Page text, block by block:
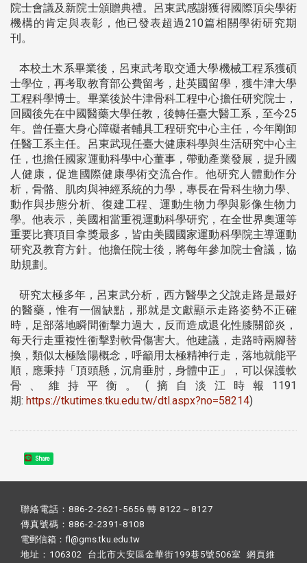
院士會議及新院士頒贈典禮。呂東武感謝獲得國際頂尖學術
機構的肯定與表彰，他已發表超過210篇相關學術研究期
刊。
本校土木系畢業後，呂東武考取交通大學機械工程系獲碩
士學位，再考取教育部公費留考，赴英國留學，獲牛津大學
工程科學博士。畢業後於牛津骨科工程中心擔任研究院士，
回國後先在中國醫藥大學任教，後轉任臺大醫工系，至今25
年。曾任臺大身心障礙者輔具工程研究中心主任，今年剛卸
任醫工系主任。呂東武現任臺大健康科學與生活研究中心主
任，也擔任國家運動科學中心董事，帶動產業發展，提升國
人健康，促進國際健康學術交流合作。他研究人體動作分
析，骨骼、肌肉與神經系統的力學，專長在骨科生物力學、
動作與步態分析、復建工程、運動生物力學與影像生物力
學。他表示，美國相當重視運動科學研究，在全世界奧運等
重要比賽項目拿獎最多，皆由美國國家運動科學院主導運動
研究及教育方針。他擔任院士後，將每年參加院士會議，協
助規劃。
研究太極多年，呂東武分析，西方醫學之父說走路是最好
的醫藥，惟有一個缺點，那就是文獻顯示走路姿勢不正確
時，足部落地瞬間衝擊力過大，反而造成退化性膝關節炎，
每天行走重複性衝擊對軟骨傷害大。他建議，走路時兩腳替
換，類似太極陰陽概念，呼籲用太極精神行走，落地就能平
順，應秉持「頂頭懸，沉肩垂肘，身體中正」，可以保護軟
骨、維持平衡。(摘自淡江時報1191
期: https://tkutimes.tku.edu.tw/dtl.aspx?no=58214)
Share
聯絡電話：886-2-2621-5656 轉 8122～8127
傳真號碼：886-2-2391-8108
電郵信箱：fl@gms.tku.edu.tw
地址：106302 台北市大安區金華街199巷5號506室 網頁維